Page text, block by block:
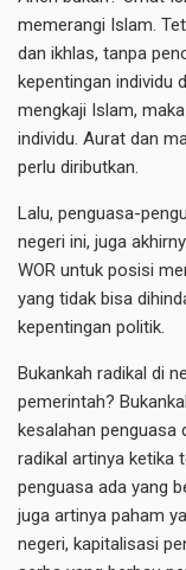
memerangi Islam.
dan ikhlas, tanpa
kepentingan individu
mengkaji Islam,
individu. Aurat dan
perlu diributkan.
Lalu, penguasa-
negeri ini, juga
WOR untuk posisi
yang tidak bisa
kepentingan politik.
Bukankah radikal di
pemerintah?
kesalahan penguasa
radikal artinya ketika
penguasa ada yang
juga artinya paham
negeri, kapitalisasi